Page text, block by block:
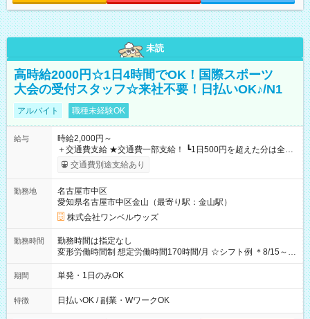
未読
高時給2000円☆1日4時間でOK！国際スポーツ
大会の受付スタッフ☆来社不要！日払いOK♪/N1
アルバイト 職種未経験OK
給与
時給2,000円～
＋交通費支給 ★交通費一部支給！ ┗1日500円を超えた分は全額
支給！ ※往復500円以内の方は自己負担となります ★日払い
OK！（規定あり） ┗働いたその日に現金GET♪ お仕事後はコン
期間なし
交通費別途支給あり
勤務地
名古屋市中区
愛知県名古屋市中区金山（最寄り駅：金山駅）
株式会社ワンベルウッズ
勤務時間
勤務時間は指定なし
変形労働時間制 想定労働時間170時間/月 ☆シフト例 ＊8/15～
10/26 全日共通 08：00～12：00 17：00～21：00 ＊8/31
～9/19のみ下記シフトもあります！ 12：00～16：00 ＊9/6～
00
期間 単発・1日のみOK
特徴 日払いOK / 副業・WワークOK